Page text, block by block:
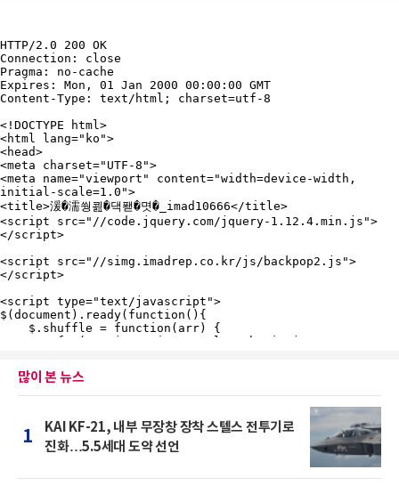
많이 본 뉴스
1
KAI KF-21, 내부 무장창 장착 스텔스 전투기로
진화…5.5세대 도약 선언